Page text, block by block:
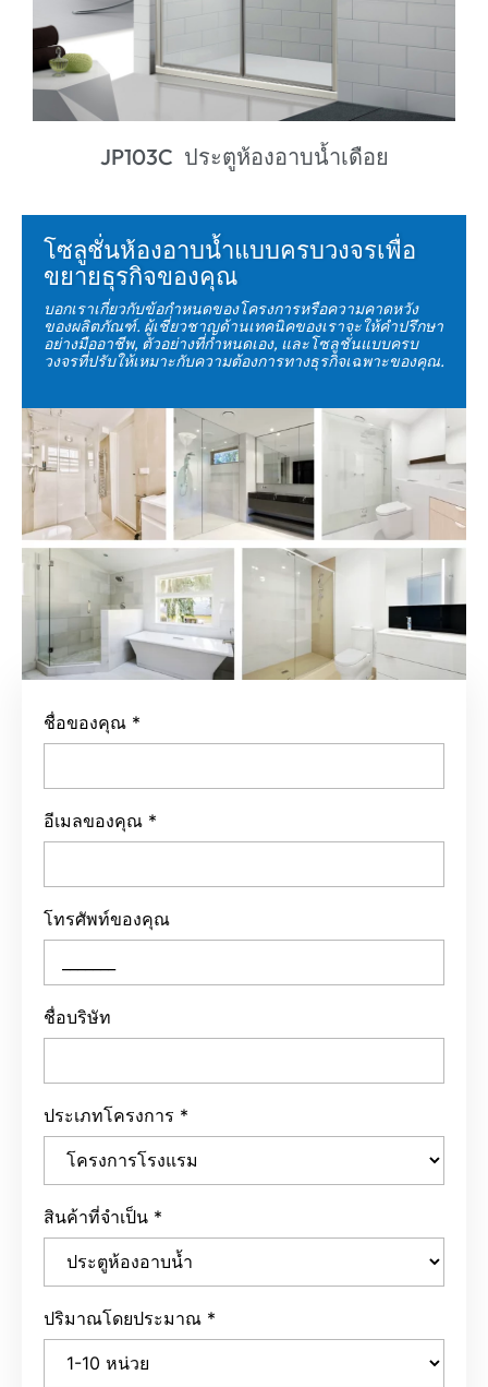
JP103C ประตูห้องอาบน้ำเดือย
โซลูชั่นห้องอาบน้ำแบบครบวงจรเพื่อ
ขยายธุรกิจของคุณ
บอกเราเกี่ยวกับข้อกำหนดของโครงการหรือความคาดหวัง
ของผลิตภัณฑ์. ผู้เชี่ยวชาญด้านเทคนิคของเราจะให้คำปรึกษา
อย่างมืออาชีพ, ตัวอย่างที่กำหนดเอง, และโซลูชั่นแบบครบ
วงจรที่ปรับให้เหมาะกับความต้องการทางธุรกิจเฉพาะของคุณ.
ชื่อของคุณ *
อีเมลของคุณ *
โทรศัพท์ของคุณ
ชื่อบริษัท
ประเภทโครงการ *
สินค้าที่จำเป็น *
ปริมาณโดยประมาณ *